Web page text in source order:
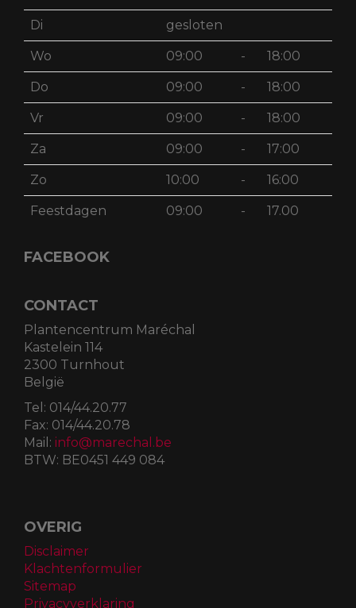
Di gesloten
Wo 09:00 - 18:00
Do 09:00 - 18:00
Vr 09:00 - 18:00
Za 09:00 - 17:00
Zo 10:00 - 16:00
Feestdagen 09:00 - 17.00
FACEBOOK
CONTACT
Plantencentrum Maréchal
Kastelein 114
2300 Turnhout
België
Tel: 014/44.20.77
Fax: 014/44.20.78
Mail: info@marechal.be
BTW: BE0451 449 084
OVERIG
Disclaimer
Klachtenformulier
Sitemap
Privacyverklaring